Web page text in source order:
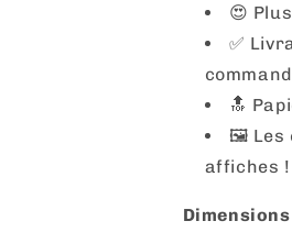
😍
✅
🔝
🖼 Les
affiches !